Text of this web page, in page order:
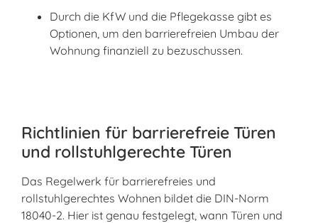
Durch die KfW und die Pflegekasse gibt es
Optionen, um den barrierefreien Umbau der
Wohnung finanziell zu bezuschussen.
Richtlinien für barrierefreie Türen
und rollstuhlgerechte Türen
Das Regelwerk für barrierefreies und
rollstuhlgerechtes Wohnen bildet die DIN-Norm
18040-2. Hier ist genau festgelegt, wann Türen und